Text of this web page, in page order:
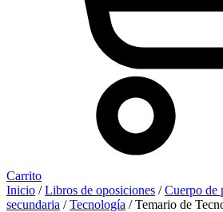
Carrito
Inicio /Libros de oposiciones /Cuerpo de
secundaria /Tecnología / Temario de